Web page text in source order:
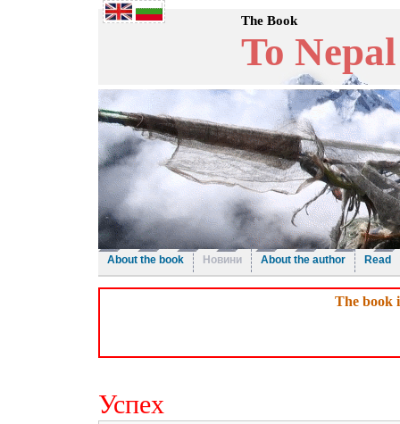
The Book
To
About the book Новини About the author Read
The book
Успех